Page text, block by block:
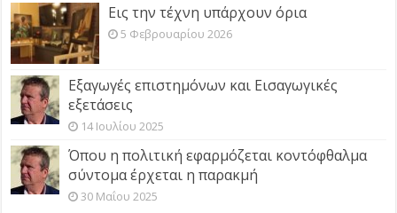
Εις την τέχνη υπάρχουν όρια
5 Φεβρουαρίου 2026
Εξαγωγές επιστημόνων και Εισαγωγικές
εξετάσεις
14 Ιουλίου 2025
Όπου η πολιτική εφαρμόζεται κοντόφθαλμα
σύντομα έρχεται η παρακμή
30 Μαΐου 2025